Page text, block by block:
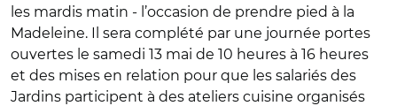
les mardis matin - l’occasion de prendre pied à la
Madeleine. Il sera complété par une journée portes
ouvertes le samedi 13 mai de 10 heures à 16 heures
et des mises en relation pour que les salariés des
Jardins participent à des ateliers cuisine organisés